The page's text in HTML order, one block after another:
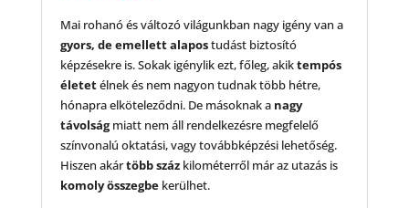
Mai rohanó és változó világunkban nagy igény van a
gyors, de emellett alapostudást biztosító
képzésekre is. Sokak igénylik ezt, főleg, akiktempós
életetélnek és nem nagyon tudnak több hétre,
hónapra elköteleződni. De másoknak a nagy
távolságmiatt nem áll rendelkezésre megfelelő
színvonalú oktatási, vagy továbbképzési lehetőség.
Hiszen akártöbb százkilométerről már az utazás is
komoly összegbekerülhet.